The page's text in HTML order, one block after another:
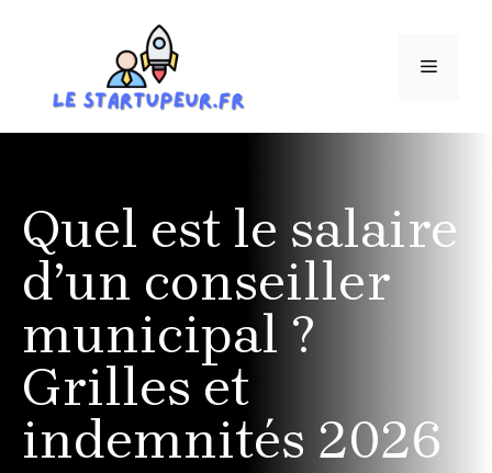
MENU
Quel est le salaire
d’un conseiller
municipal ?
Grilles et
indemnités 2026